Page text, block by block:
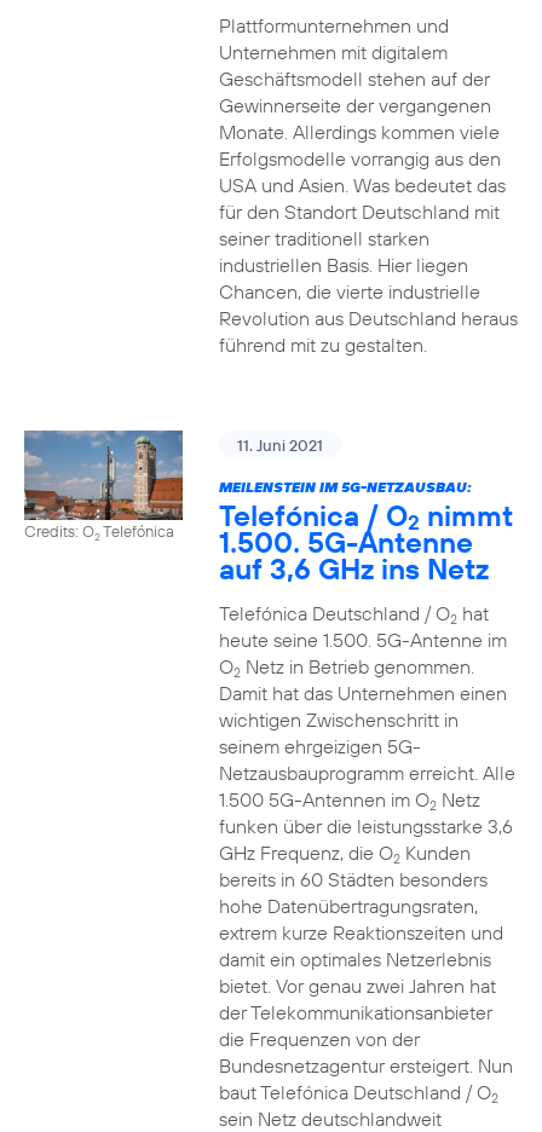
Plattformunternehmen und
Unternehmen mit digitalem
Geschäftsmodell stehen auf der
Gewinnerseite der vergangenen
Monate. Allerdings kommen viele
Erfolgsmodelle vorrangig aus den
USA und Asien. Was bedeutet das
für den Standort Deutschland mit
seiner traditionell starken
industriellen Basis. Hier liegen
Chancen, die vierte industrielle
Revolution aus Deutschland heraus
führend mit zu gestalten.
Credits: O2Telefónica
11. Juni 2021
MEILENSTEIN IM 5G-NETZAUSBAU:
Telefónica / O2 nimmt
1.500. 5G-Antenne
auf 3,6 GHz ins Netz
Telefónica Deutschland / O2hat
heute seine 1.500. 5G-Antenne im
O2Netz in Betrieb genommen.
Damit hat das Unternehmen einen
wichtigen Zwischenschritt in
seinem ehrgeizigen 5G-
Netzausbauprogramm erreicht. Alle
1.500 5G-Antennen im O2Netz
funken über die leistungsstarke 3,6
GHz Frequenz, die O2Kunden
bereits in 60 Städten besonders
hohe Datenübertragungsraten,
extrem kurze Reaktionszeiten und
damit ein optimales Netzerlebnis
bietet. Vor genau zwei Jahren hat
der Telekommunikationsanbieter
die Frequenzen von der
Bundesnetzagentur ersteigert. Nun
baut Telefónica Deutschland / O2
sein Netz deutschlandweit